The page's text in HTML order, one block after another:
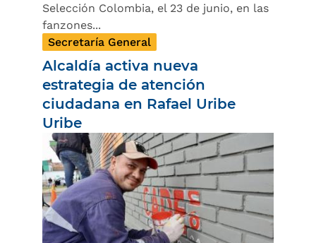
Selección Colombia, el 23 de junio, en las
fanzones...
Secretaría General
Alcaldía activa nueva
estrategia de atención
ciudadana en Rafael Uribe
Uribe